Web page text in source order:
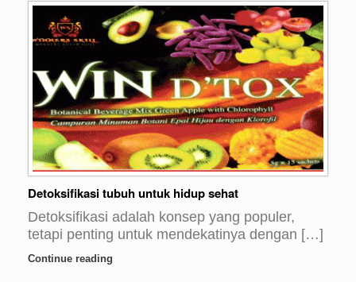
Detoksifikasi tubuh untuk hidup sehat
Detoksifikasi adalah konsep yang populer,
tetapi penting untuk mendekatinya dengan […]
Continue reading